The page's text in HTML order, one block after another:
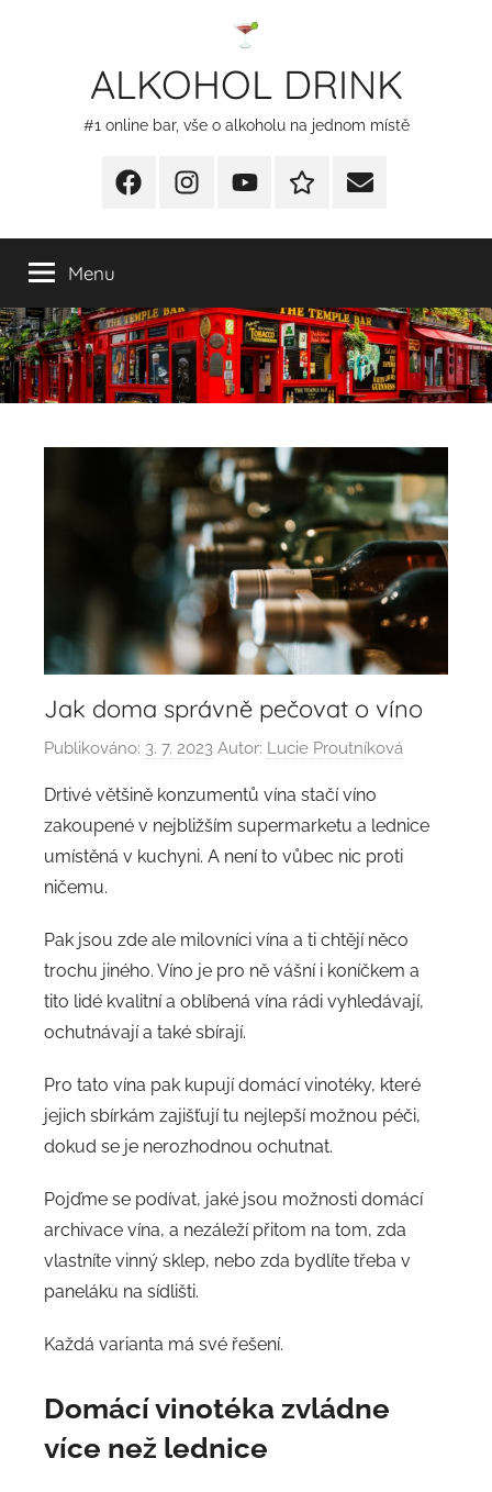
ALKOHOL DRINK
#1 online bar, vše o alkoholu na jednom místě
FacebookInstagram
YT
Redakční
E-
Menu
Jak doma správně pečovat o víno
Publikováno: 3. 7. 2023 Autor: Lucie Proutníková
Drtivé většině konzumentů vína stačí víno
zakoupené v nejbližším supermarketu a lednice
umístěná v kuchyni. A není to vůbec nic proti
ničemu.
Pak jsou zde ale milovníci vína a ti chtějí něco
trochu jiného. Víno je pro ně vášní i koníčkem a
tito lidé kvalitní a oblíbená vína rádi vyhledávají,
ochutnávají a také sbírají.
Pro tato vína pak kupují domácí vinotéky, které
jejich sbírkám zajišťují tu nejlepší možnou péči,
dokud se je nerozhodnou ochutnat.
Pojďme se podívat, jaké jsou možnosti domácí
archivace vína, a nezáleží přitom na tom, zda
vlastníte vinný sklep, nebo zda bydlíte třeba v
paneláku na sídlišti.
Každá varianta má své řešení.
Domácí vinotéka zvládne
více než lednice